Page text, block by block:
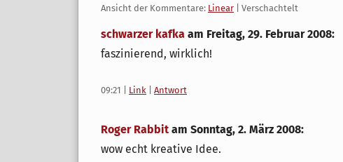
Ansicht der Kommentare: Linear | Verschachtelt
schwarzer kafka am Freitag, 29. Februar 2008:
faszinierend, wirklich!
09:21 Link Antwort
Roger Rabbit am Sonntag, 2. März 2008:
wow echt kreative Idee.